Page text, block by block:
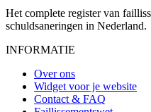
Het complete register van
schuldsaneringen in Nederland.
INFORMATIE
Over ons
Widget voor je website
Contact & FAQ